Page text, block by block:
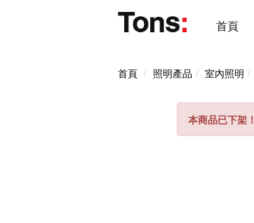
首頁
首頁 照明產品 室內照明
本商品已下架！